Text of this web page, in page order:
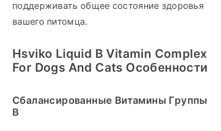
поддерживать общее состояние здоровья
вашего питомца.
Hsviko Liquid B Vitamin Complex
For Dogs And Cats Особенности
Сбалансированные Витамины Группы
В